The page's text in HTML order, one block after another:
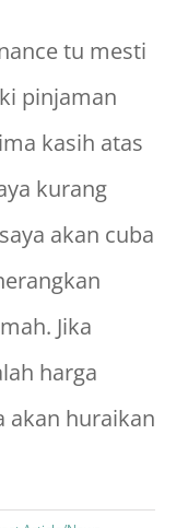
tu mesti
pinjaman
kasih atas
kurang
akan cuba
Jika
harga
akan huraikan